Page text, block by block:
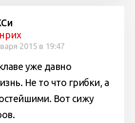
2015 в 19:47
уже давно
Не то что грибки, а
Вот сижу